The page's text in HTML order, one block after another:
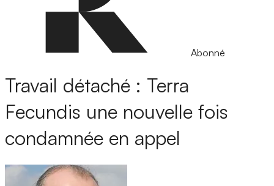
Abonné
Travail détaché : Terra
Fecundis une nouvelle fois
condamnée en appel